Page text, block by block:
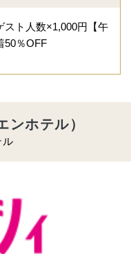
スト人数×1,000円【午
50％OFF
ンホテル）